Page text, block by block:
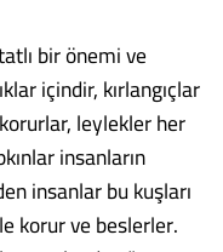
bir önemi ve
içindir, kırlangıçlar
leylekler her
insanların
insanlar bu kuşları
korur ve beslerler.